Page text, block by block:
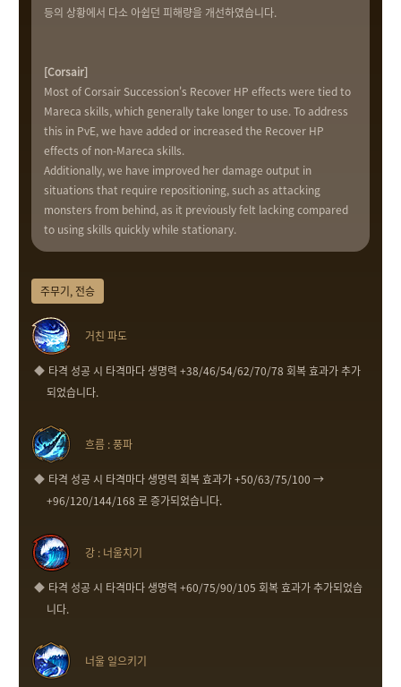
등의 상황에서 다소 아쉽던 피해량을 개선하였습니다.
[Corsair]
Most of Corsair Succession's Recover HP effects were tied to
Mareca skills, which generally take longer to use. To address
this in PvE, we have added or increased the Recover HP
effects of non-Mareca skills.
Additionally, we have improved her damage output in
situations that require repositioning, such as attacking
monsters from behind, as it previously felt lacking compared
to using skills quickly while stationary.
주무기, 전승
거친 파도
타격 성공 시 타격마다 생명력 +38/46/54/62/70/78 회복 효과가 추가
되었습니다.
흐름 : 풍파
타격 성공 시 타격마다 생명력 회복 효과가 +50/63/75/100 →
+96/120/144/168 로 증가되었습니다.
강 : 너울치기
타격 성공 시 타격마다 생명력 +60/75/90/105 회복 효과가 추가되었습
니다.
너울 일으키기